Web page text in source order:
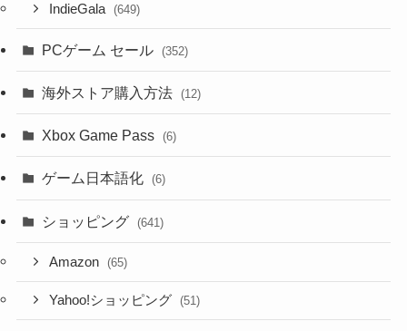
IndieGala (649)
PCゲーム セール (352)
海外ストア購入方法 (12)
Xbox Game Pass (6)
ゲーム日本語化 (6)
ショッピング (641)
Amazon (65)
Yahoo!ショッピング (51)